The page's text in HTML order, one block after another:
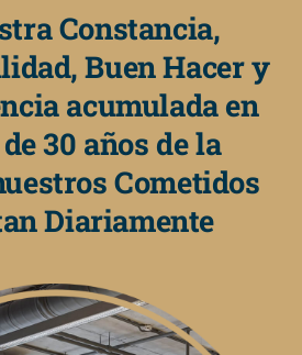
Constancia,
Buen Hacer y
acumulada en
30 años de la
Cometidos
Diariamente